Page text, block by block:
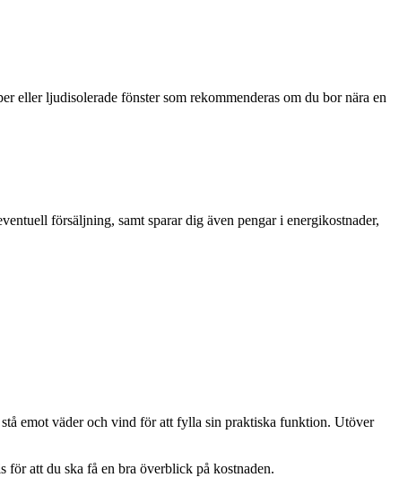
eller ljudisolerade fönster som rekommenderas om du bor nära en
försäljning, samt sparar dig även pengar i energikostnader,
emot väder och vind för att fylla sin praktiska funktion. Utöver
för att du ska få en bra överblick på kostnaden.